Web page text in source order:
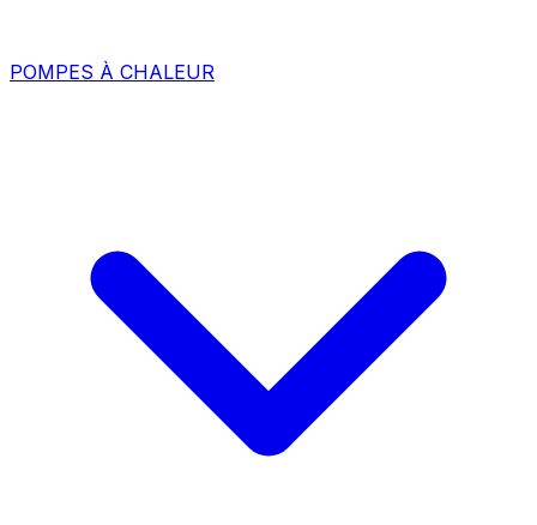
POMPES À CHALEUR